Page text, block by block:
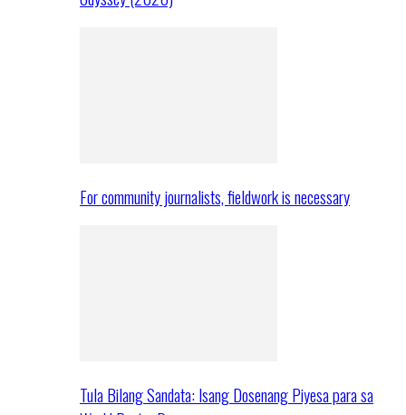
For community journalists, fieldwork is necessary
Tula Bilang Sandata: Isang Dosenang Piyesa para sa